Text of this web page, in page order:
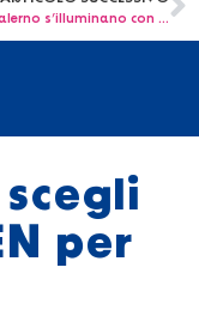
Napoli e Salerno s’illuminano con ‘Accendi d’Oro, Accendi la Speranza’
per